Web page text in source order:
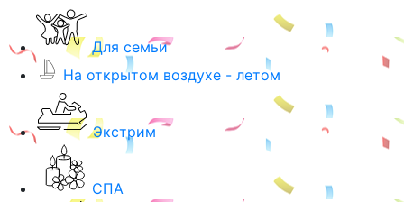
Для семьи
На открытом воздухе - летом
Экстрим
СПА